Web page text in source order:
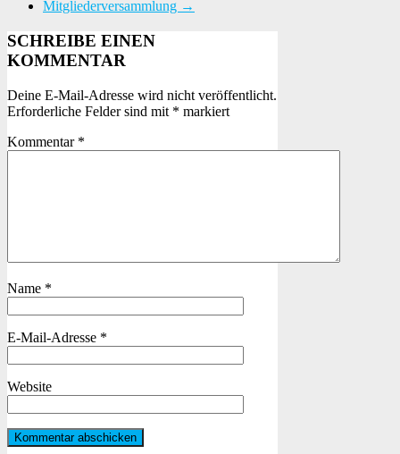
Mitgliederversammlung →
SCHREIBE EINEN
KOMMENTAR
Deine E-Mail-Adresse wird nicht veröffentlicht.
Erforderliche Felder sind mit * markiert
Kommentar *
Name *
E-Mail-Adresse *
Website